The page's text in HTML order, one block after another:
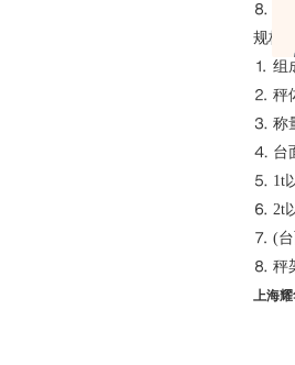
⒏ 秤
规格
⒈ 组
⒉ 秤
⒊ 称
⒋ 台
⒌ 1t
⒍ 2t
⒎ (台
⒏ 秤
上海